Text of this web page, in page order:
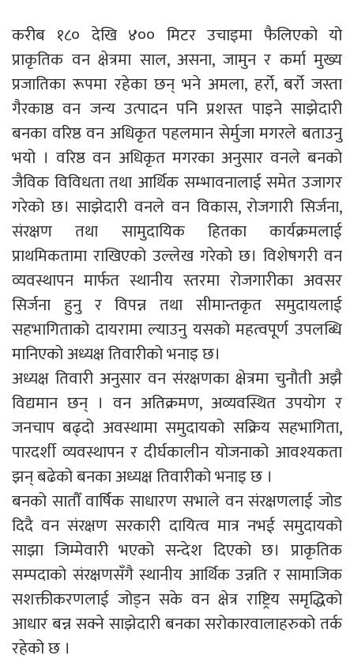
करीब १८० देखि ४०० मिटर उचाइमा फैलिएको यो
प्राकृतिक वन क्षेत्रमा साल, असना, जामुन र कर्मा मुख्य
प्रजातिका रूपमा रहेका छन् भने अमला, हर्रो, बर्रो जस्ता
गैरकाष्ठ वन जन्य उत्पादन पनि प्रशस्त पाइने साझेदारी
बनका वरिष्ठ वन अधिकृत पहलमान सेर्मुजा मगरले बताउनु
भयो । वरिष्ठ वन अधिकृत मगरका अनुसार वनले बनको
जैविक विविधता तथा आर्थिक सम्भावनालाई समेत उजागर
गरेको छ। साझेदारी वनले वन विकास, रोजगारी सिर्जना,
संरक्षण तथा सामुदायिक हितका कार्यक्रमलाई
प्राथमिकतामा राखिएको उल्लेख गरेको छ। विशेषगरी वन
व्यवस्थापन मार्फत स्थानीय स्तरमा रोजगारीका अवसर
सिर्जना हुनु र विपन्न तथा सीमान्तकृत समुदायलाई
सहभागिताको दायरामा ल्याउनु यसको महत्वपूर्ण उपलब्धि
मानिएको अध्यक्ष तिवारीको भनाइ छ।
अध्यक्ष तिवारी अनुसार वन संरक्षणका क्षेत्रमा चुनौती अझै
विद्यमान छन् । वन अतिक्रमण, अव्यवस्थित उपयोग र
जनचाप बढ्दो अवस्थामा समुदायको सक्रिय सहभागिता,
पारदर्शी व्यवस्थापन र दीर्घकालीन योजनाको आवश्यकता
झन् बढेको बनका अध्यक्ष तिवारीको भनाइ छ ।
बनको सातौँ वार्षिक साधारण सभाले वन संरक्षणलाई जोड
दिदै वन संरक्षण सरकारी दायित्व मात्र नभई समुदायको
साझा जिम्मेवारी भएको सन्देश दिएको छ। प्राकृतिक
सम्पदाको संरक्षणसँगै स्थानीय आर्थिक उन्नति र सामाजिक
सशक्तीकरणलाई जोड्न सके वन क्षेत्र राष्ट्रिय समृद्धिको
आधार बन्न सक्ने साझेदारी बनका सरोकारवालाहरुको तर्क
रहेको छ ।